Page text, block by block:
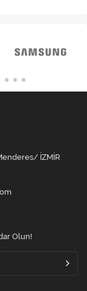
İZMİR
Olun!